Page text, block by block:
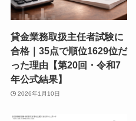
貸金業務取扱主任者試験に
合格｜35点で順位1629位だ
った理由【第20回・令和7
年公式結果】
2026年1月10日